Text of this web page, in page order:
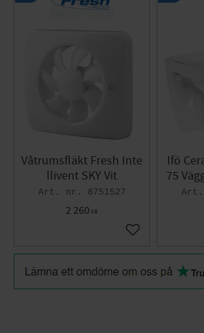
Våtrumsfläkt Fresh Inte
llivent SKY Vit
8751527
2 260 KR
Add to favorites
Ifö
75